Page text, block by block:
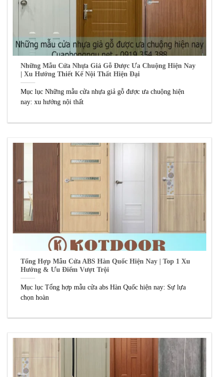
Những Mẫu Cửa Nhựa Giả Gỗ Được Ưa Chuộng Hiện Nay
| Xu Hướng Thiết Kế Nội Thất Hiện Đại
Mục lục Những mẫu cửa nhựa giả gỗ được ưa chuộng hiện
nay: xu hướng nội thất
Tổng Hợp Mẫu Cửa ABS Hàn Quốc Hiện Nay | Top 1 Xu
Hướng & Ưu Điểm Vượt Trội
Mục lục Tổng hợp mẫu cửa abs Hàn Quốc hiện nay: Sự lựa
chọn hoàn